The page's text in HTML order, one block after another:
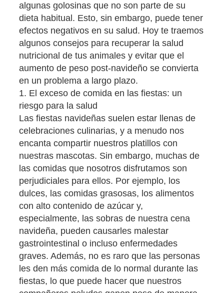
algunas golosinas que no son parte de su
dieta habitual. Esto, sin embargo, puede tener
efectos negativos en su salud. Hoy te traemos
algunos consejos para recuperar la salud
nutricional de tus animales y evitar que el
aumento de peso post-navideño se convierta
en un problema a largo plazo.
1. El exceso de comida en las fiestas: un
riesgo para la salud
Las fiestas navideñas suelen estar llenas de
celebraciones culinarias, y a menudo nos
encanta compartir nuestros platillos con
nuestras mascotas. Sin embargo, muchas de
las comidas que nosotros disfrutamos son
perjudiciales para ellos. Por ejemplo, los
dulces, las comidas grasosas, los alimentos
con alto contenido de azúcar y,
especialmente, las sobras de nuestra cena
navideña, pueden causarles malestar
gastrointestinal o incluso enfermedades
graves. Además, no es raro que las personas
les den más comida de lo normal durante las
fiestas, lo que puede hacer que nuestros